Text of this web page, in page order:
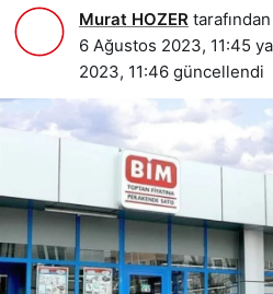
Murat HOZER tarafından
6 Ağustos 2023, 11:45
2023, 11:46 güncellendi